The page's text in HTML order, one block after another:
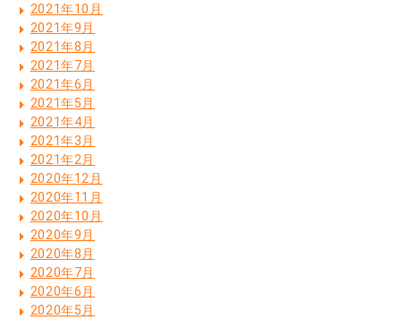
2021年10月
2021年9月
2021年8月
2021年7月
2021年6月
2021年5月
2021年4月
2021年3月
2021年2月
2020年12月
2020年11月
2020年10月
2020年9月
2020年8月
2020年7月
2020年6月
2020年5月